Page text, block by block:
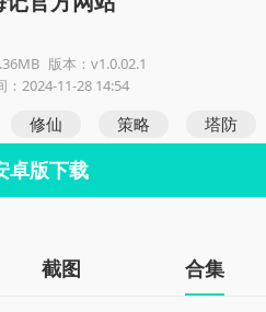
版本：v1.0.02.1
：2024-11-28 14:54
修仙 策略 塔防
卓版下载
截图 合集